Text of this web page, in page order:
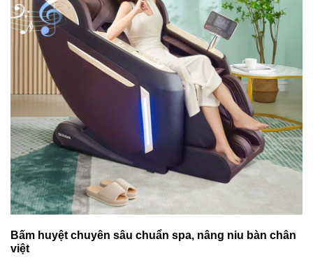
Bấm huyệt chuyên sâu chuẩn spa, nâng niu bàn chân
việt